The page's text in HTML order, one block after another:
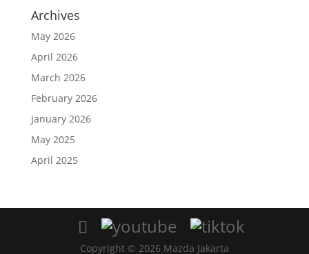
Archives
May 2026
April 2026
March 2026
February 2026
January 2026
May 2025
April 2025
Copyright © 2026 Mazda Jakarta